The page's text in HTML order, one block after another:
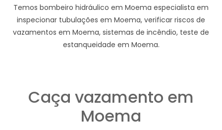
Temos bombeiro hidráulico em Moema especialista em
inspecionar tubulações em Moema, verificar riscos de
vazamentos em Moema, sistemas de incêndio, teste de
estanqueidade em Moema.
Caça vazamento em
Moema